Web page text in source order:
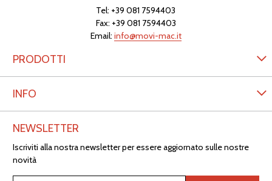
Tel: +39 081 7594403
Fax: +39 081 7594403
Email: info@movi-mac.it
PRODOTTI
INFO
NEWSLETTER
Iscriviti alla nostra newsletter per essere aggiornato sulle nostre
novità